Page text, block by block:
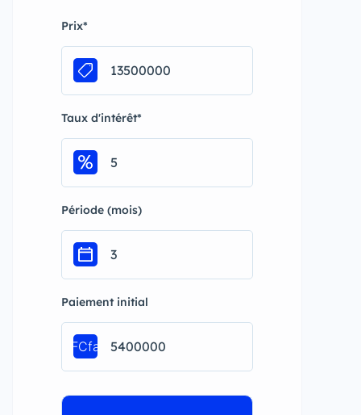
Prix*
Taux d'intérêt*
Période (mois)
Paiement initial
FCfa